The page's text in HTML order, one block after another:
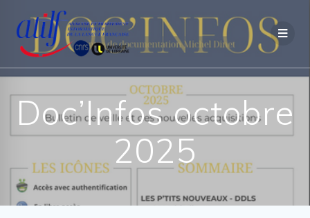
au
contenu
Doc’Infos octobre
2025